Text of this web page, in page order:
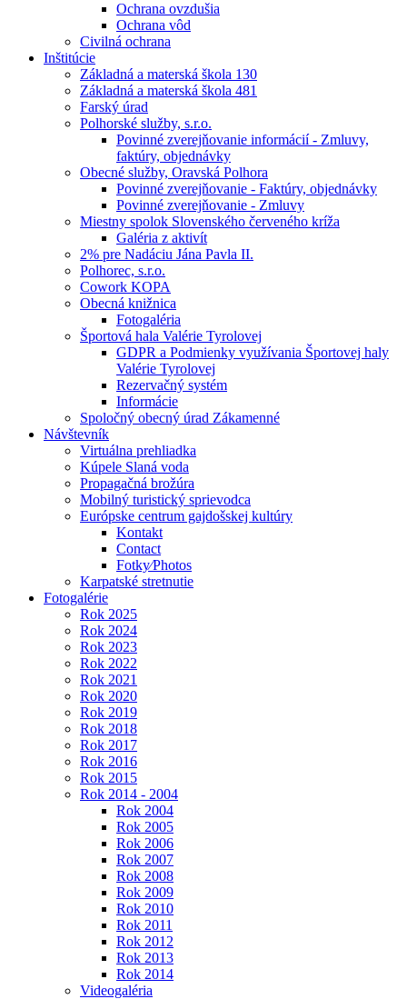
Ochrana ovzdušia
Ochrana vôd
Civilná ochrana
Inštitúcie
Základná a materská škola 130
Základná a materská škola 481
Farský úrad
Polhorské služby, s.r.o.
Povinné zverejňovanie informácií - Zmluvy,
faktúry, objednávky
Obecné služby, Oravská Polhora
Povinné zverejňovanie - Faktúry, objednávky
Povinné zverejňovanie - Zmluvy
Miestny spolok Slovenského červeného kríža
Galéria z aktivít
2% pre Nadáciu Jána Pavla II.
Polhorec, s.r.o.
Cowork KOPA
Obecná knižnica
Fotogaléria
Športová hala Valérie Tyrolovej
GDPR a Podmienky využívania Športovej haly
Valérie Tyrolovej
Rezervačný systém
Informácie
Spoločný obecný úrad Zákamenné
Návštevník
Virtuálna prehliadka
Kúpele Slaná voda
Propagačná brožúra
Mobilný turistický sprievodca
Európske centrum gajdošskej kultúry
Kontakt
Contact
Fotky⁄Photos
Karpatské stretnutie
Fotogalérie
Rok 2025
Rok 2024
Rok 2023
Rok 2022
Rok 2021
Rok 2020
Rok 2019
Rok 2018
Rok 2017
Rok 2016
Rok 2015
Rok 2014 - 2004
Rok 2004
Rok 2005
Rok 2006
Rok 2007
Rok 2008
Rok 2009
Rok 2010
Rok 2011
Rok 2012
Rok 2013
Rok 2014
Videogaléria